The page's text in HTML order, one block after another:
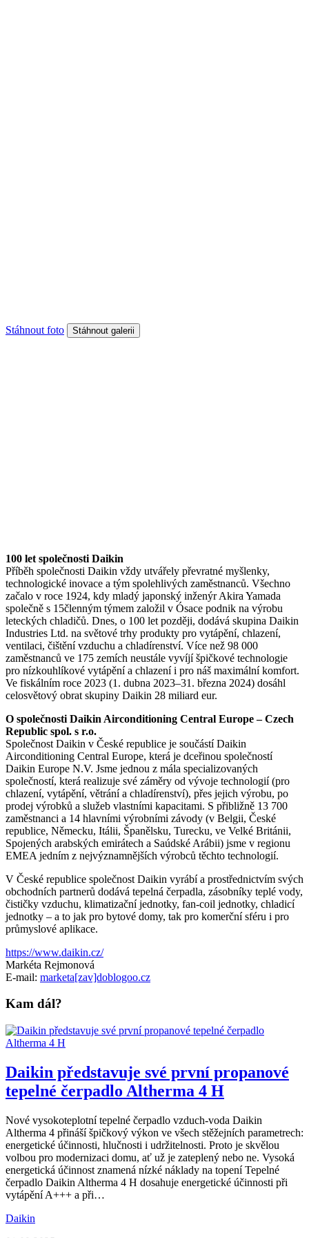
Stáhnout foto
100 let společnosti Daikin
Příběh společnosti Daikin vždy utvářely převratné myšlenky,
technologické inovace a tým spolehlivých zaměstnanců. Všechno
začalo v roce 1924, kdy mladý japonský inženýr Akira Yamada
společně s 15členným týmem založil v Ósace podnik na výrobu
leteckých chladičů. Dnes, o 100 let později, dodává skupina Daikin
Industries Ltd. na světové trhy produkty pro vytápění, chlazení,
ventilaci, čištění vzduchu a chladírenství. Více než 98 000
zaměstnanců ve 175 zemích neustále vyvíjí špičkové technologie
pro nízkouhlíkové vytápění a chlazení i pro náš maximální komfort.
Ve fiskálním roce 2023 (1. dubna 2023–31. března 2024) dosáhl
celosvětový obrat skupiny Daikin 28 miliard eur.
O společnosti Daikin Airconditioning Central Europe – Czech
Republic spol. s r.o.
Společnost Daikin v České republice je součástí Daikin
Airconditioning Central Europe, která je dceřinou společností
Daikin Europe N.V. Jsme jednou z mála specializovaných
společností, která realizuje své záměry od vývoje technologií (pro
chlazení, vytápění, větrání a chladírenství), přes jejich výrobu, po
prodej výrobků a služeb vlastními kapacitami. S přibližně 13 700
zaměstnanci a 14 hlavními výrobními závody (v Belgii, České
republice, Německu, Itálii, Španělsku, Turecku, ve Velké Británii,
Spojených arabských emirátech a Saúdské Arábii) jsme v regionu
EMEA jedním z nejvýznamnějších výrobců těchto technologií.
V České republice společnost Daikin vyrábí a prostřednictvím svých
obchodních partnerů dodává tepelná čerpadla, zásobníky teplé vody,
čističky vzduchu, klimatizační jednotky, fan-coil jednotky, chladicí
jednotky – a to jak pro bytové domy, tak pro komerční sféru i pro
průmyslové aplikace.
https://www.daikin.cz/
Markéta Rejmonová
E-mail: marketa[zav]doblogoo.cz
Kam dál?
Daikin představuje své první propanové
tepelné čerpadlo Altherma 4 H
Nové vysokoteplotní tepelné čerpadlo vzduch-voda Daikin
Altherma 4 přináší špičkový výkon ve všech stěžejních parametrech:
energetické účinnosti, hlučnosti i udržitelnosti. Proto je skvělou
volbou pro modernizaci domu, ať už je zateplený nebo ne. Vysoká
energetická účinnost znamená nízké náklady na topení Tepelné
čerpadlo Daikin Altherma 4 H dosahuje energetické účinnosti při
vytápění A+++ a při…
Daikin